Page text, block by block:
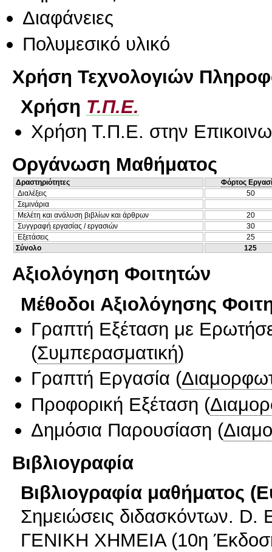
Διαφάνειες
Πολυμεσικό υλικό
Χρήση Τεχνολογιών
Χρήση Τ.Π.Ε.
Χρήση Τ.Π.Ε. στην
Οργάνωση Μαθήματος
Δραστηριότητες
Φόρτος
Διαλέξεις
50
Σεμινάρια
Μελέτη και ανάλυση βιβλίων και άρθρων
20
Συγγραφή εργασίας / εργασιών
30
Εξετάσεις
25
Σύνολο
125
Αξιολόγηση Φοιτητών
Μέθοδοι Αξιολόγησης
Γραπτή Εξέταση με
(Συμπερασματική)
Γραπτή Εργασία (
Προφορική Εξέταση (
Δημόσια Παρουσίαση (
Βιβλιογραφία
Βιβλιογραφία μαθήματος
Σημειώσεις διδασκόντων.
ΓΕΝΙΚΗ ΧΗΜΕΙΑ (10η